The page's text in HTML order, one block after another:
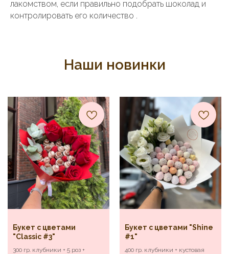
лакомством, если правильно подобрать шоколад и
контролировать его количество .
Наши новинки
Букет с цветами
"Classic #3"
300 гр. клубники + 5 роз +
Букет с цветами "Shine
#1"
400 гр. клубники + кустовая